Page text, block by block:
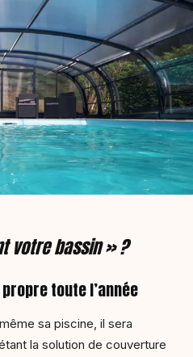
votre bassin » ?
toute l’année
sa piscine, il sera
la solution de couverture